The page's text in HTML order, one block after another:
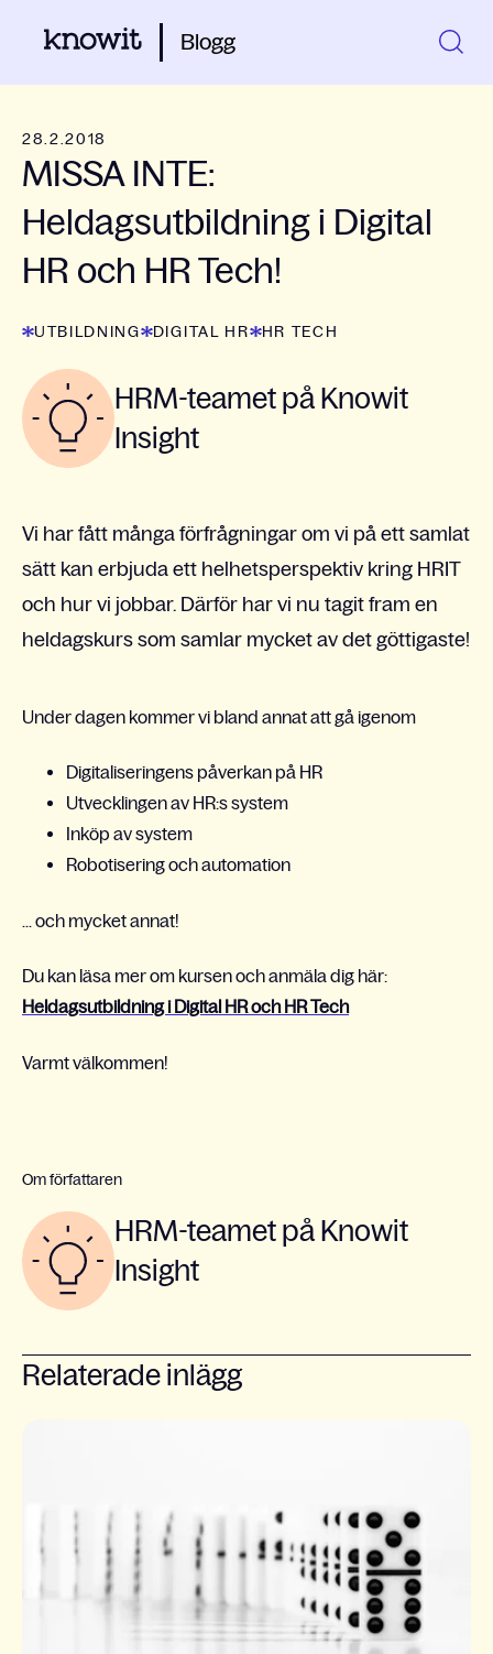
Blogg
28.2.2018
MISSA INTE:
Heldagsutbildning i Digital
HR och HR Tech!
UTBILDNING DIGITAL HR HR TECH
HRM-teamet på Knowit
Insight
Vi har fått många förfrågningar om vi på ett samlat
sätt kan erbjuda ett helhetsperspektiv kring HRIT
och hur vi jobbar. Därför har vi nu tagit fram en
heldagskurs som samlar mycket av det göttigaste!
Under dagen kommer vi bland annat att gå igenom
Digitaliseringens påverkan på HR
Utvecklingen av HR:s system
Inköp av system
Robotisering och automation
... och mycket annat!
Du kan läsa mer om kursen och anmäla dig här:
Heldagsutbildning i Digital HR och HR Tech
Varmt välkommen!
Om författaren
HRM-teamet på Knowit
Insight
Relaterade inlägg